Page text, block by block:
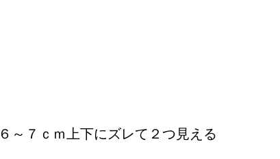
～７ｃｍ上下にズレて２つ見える